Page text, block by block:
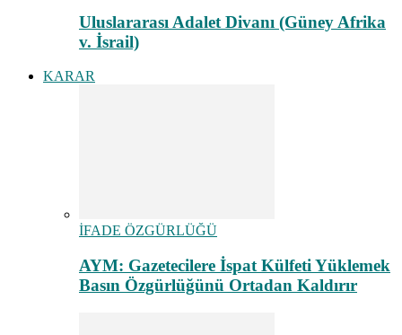
Uluslararası Adalet Divanı (Güney Afrika
v. İsrail)
KARAR
İFADE ÖZGÜRLÜĞÜ
AYM: Gazetecilere İspat Külfeti Yüklemek
Basın Özgürlüğünü Ortadan Kaldırır